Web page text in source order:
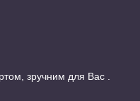
зручним для Вас .